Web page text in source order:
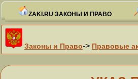
ZAKI.RU ЗАКОНЫ И ПРАВО
Законы и Право-> Правовые